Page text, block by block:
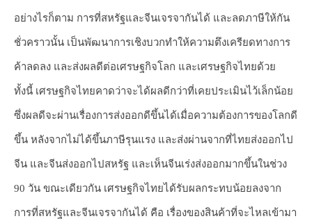
อย่างไรก็ตาม การที่สหรัฐและจีนเจรจากันได้ และลดภาษีให้กัน
ชั่วคราวนั้น เป็นพัฒนาการเชิงบวกทำให้ความตึงเครียดทางการ
ค้าลดลง และส่งผลดีต่อเศรษฐกิจโลก และเศรษฐกิจไทยด้วย
ทั้งนี้ เศรษฐกิจไทยคาดว่าจะได้ผลดีกว่าที่เคยประเมินไว้เล็กน้อย
ซึ่งผลดีจะผ่านเรื่องการส่งออกดีขึ้นได้เมื่อความต้องการของโลกดี
ขึ้น หลังจากไม่ได้ขึ้นภาษีรุนแรง และส่งผ่านจากที่ไทยส่งออกไป
จีน และจีนส่งออกไปสหรัฐ และเห็นจีนเร่งส่งออกมากขึ้นในช่วง
90 วัน ขณะเดียวกัน เศรษฐกิจไทยได้รับผลกระทบน้อยลงจาก
การที่สหรัฐและจีนเจรจากันได้ คือ เรื่องของสินค้าที่จะไหลเข้ามา